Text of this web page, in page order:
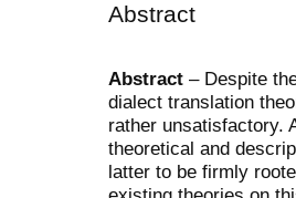
Abstract
Abstract – Despite
dialect translation
rather unsatisfactory.
theoretical and
latter to be firmly